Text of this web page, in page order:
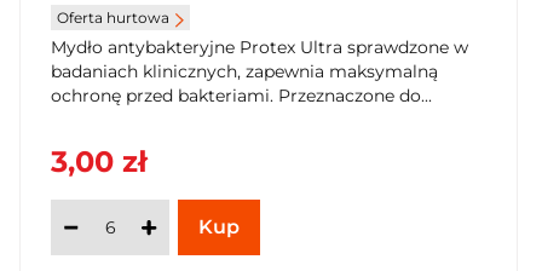
Oferta hurtowa
Mydło antybakteryjne Protex Ultra sprawdzone w
badaniach klinicznych, zapewnia maksymalną
ochronę przed bakteriami. Przeznaczone do...
3,00 zł